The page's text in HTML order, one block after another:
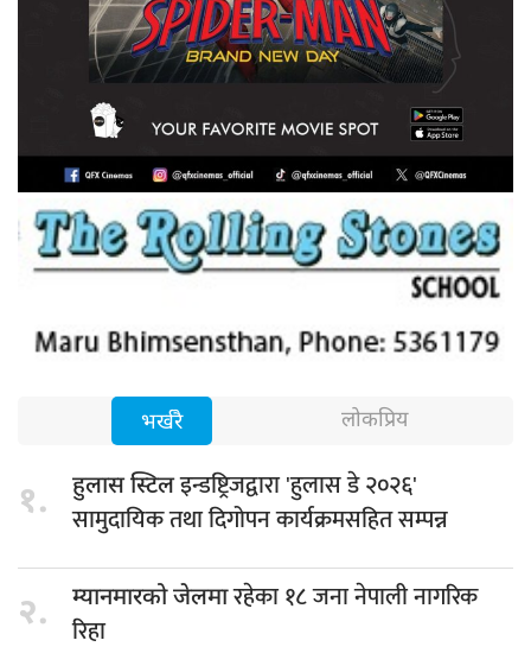
भर्खरै लोकप्रिय
१. हुलास स्टिलइन्डष्ट्रिजद्वारा 'हुलास डे २०२६'
सामुदायिक तथा दिगोपन कार्यक्रमसहित सम्पन्न
२. म्यानमारको जेलमारहेका १८ जना नेपाली नागरिक
रिहा